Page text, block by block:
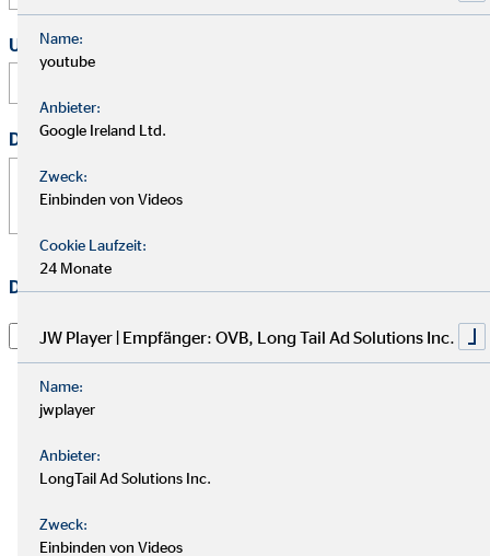
Uhrzeit
Deine Nachricht *
Datenschutz*
Ich habe die Datenschutzerklärunggelesen und willige
darin ein, dass die OVB Vermögensberatung AG die von
mir übermittelten Informationen und Kontaktdaten
dazu verwendet, um mit mir anlässlich meiner Anfrage
und meine Anfrage zu bearbeiten. Dies gilt
insbesondere für die Verwendung der E-Mail-Adresse
Einwilligung kann jederzeit mit Wirkung für die Zukunft
Name:
youtube
Anbieter:
Google Ireland Ltd.
Zweck:
Einbinden von Videos
Cookie Laufzeit:
24 Monate
JW Player | Empfänger: OVB, Long Tail Ad Solutions Inc.
Name:
jwplayer
Anbieter:
LongTail Ad Solutions Inc.
Zweck:
Einbinden von Videos